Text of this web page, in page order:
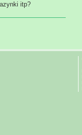
itp?